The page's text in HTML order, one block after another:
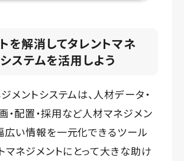
を解消してタレントマネ
ステムを活用しよう
メントシステムは、人材データ・
・配置・採用など人材マネジメン
広い情報を一元化できるツール
マネジメントにとって大きな助け